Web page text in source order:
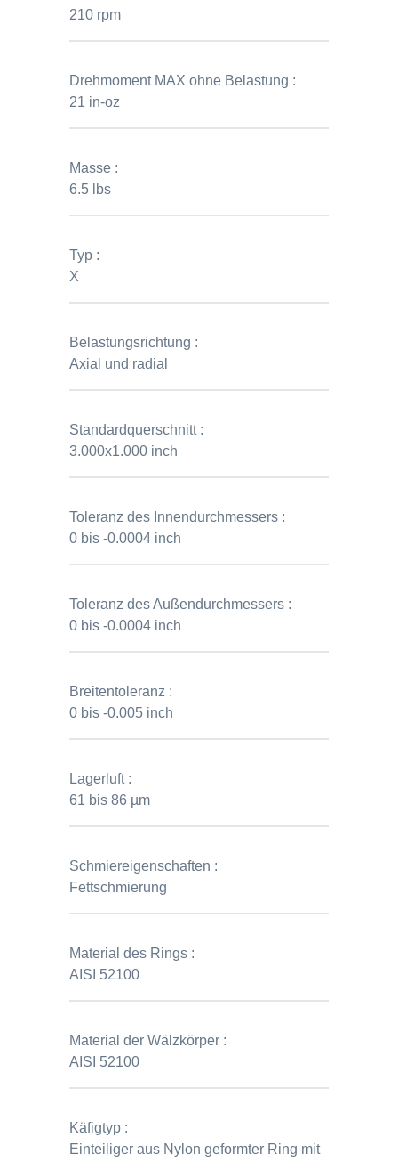
210 rpm
Drehmoment MAX ohne Belastung :
21 in-oz
Masse :
6.5 lbs
Typ :
X
Belastungsrichtung :
Axial und radial
Standardquerschnitt :
3.000x1.000 inch
Toleranz des Innendurchmessers :
0 bis -0.0004 inch
Toleranz des Außendurchmessers :
0 bis -0.0004 inch
Breitentoleranz :
0 bis -0.005 inch
Lagerluft :
61 bis 86 µm
Schmiereigenschaften :
Fettschmierung
Material des Rings :
AISI 52100
Material der Wälzkörper :
AISI 52100
Käfigtyp :
Einteiliger aus Nylon geformter Ring mit